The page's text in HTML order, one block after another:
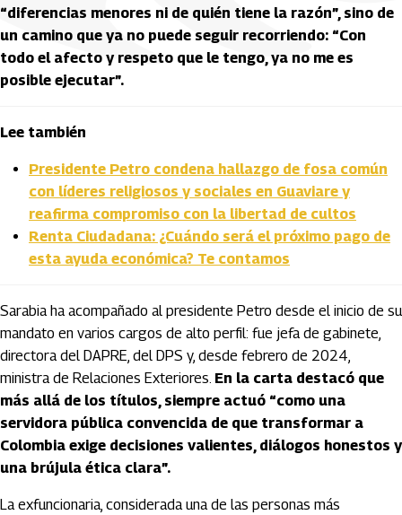
“diferencias menores ni de quién tiene la razón”, sino de
un camino que ya no puede seguir recorriendo: “Con
todo el afecto y respeto que le tengo, ya no me es
posible ejecutar”.
Lee también
Presidente Petro condena hallazgo de fosa común
con líderes religiosos y sociales en Guaviare y
reafirma compromiso con la libertad de cultos
Renta Ciudadana: ¿Cuándo será el próximo pago de
esta ayuda económica? Te contamos
Sarabia ha acompañado al presidente Petro desde el inicio de su
mandato en varios cargos de alto perfil: fue jefa de gabinete,
directora del DAPRE, del DPS y, desde febrero de 2024,
ministra de Relaciones Exteriores. En la carta destacó que
más allá de los títulos, siempre actuó “como una
servidora pública convencida de que transformar a
Colombia exige decisiones valientes, diálogos honestos y
una brújula ética clara”.
La exfuncionaria, considerada una de las personas más